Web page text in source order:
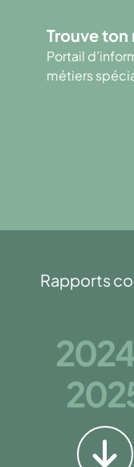
Trouve ton
Portail
métiers
Rapports